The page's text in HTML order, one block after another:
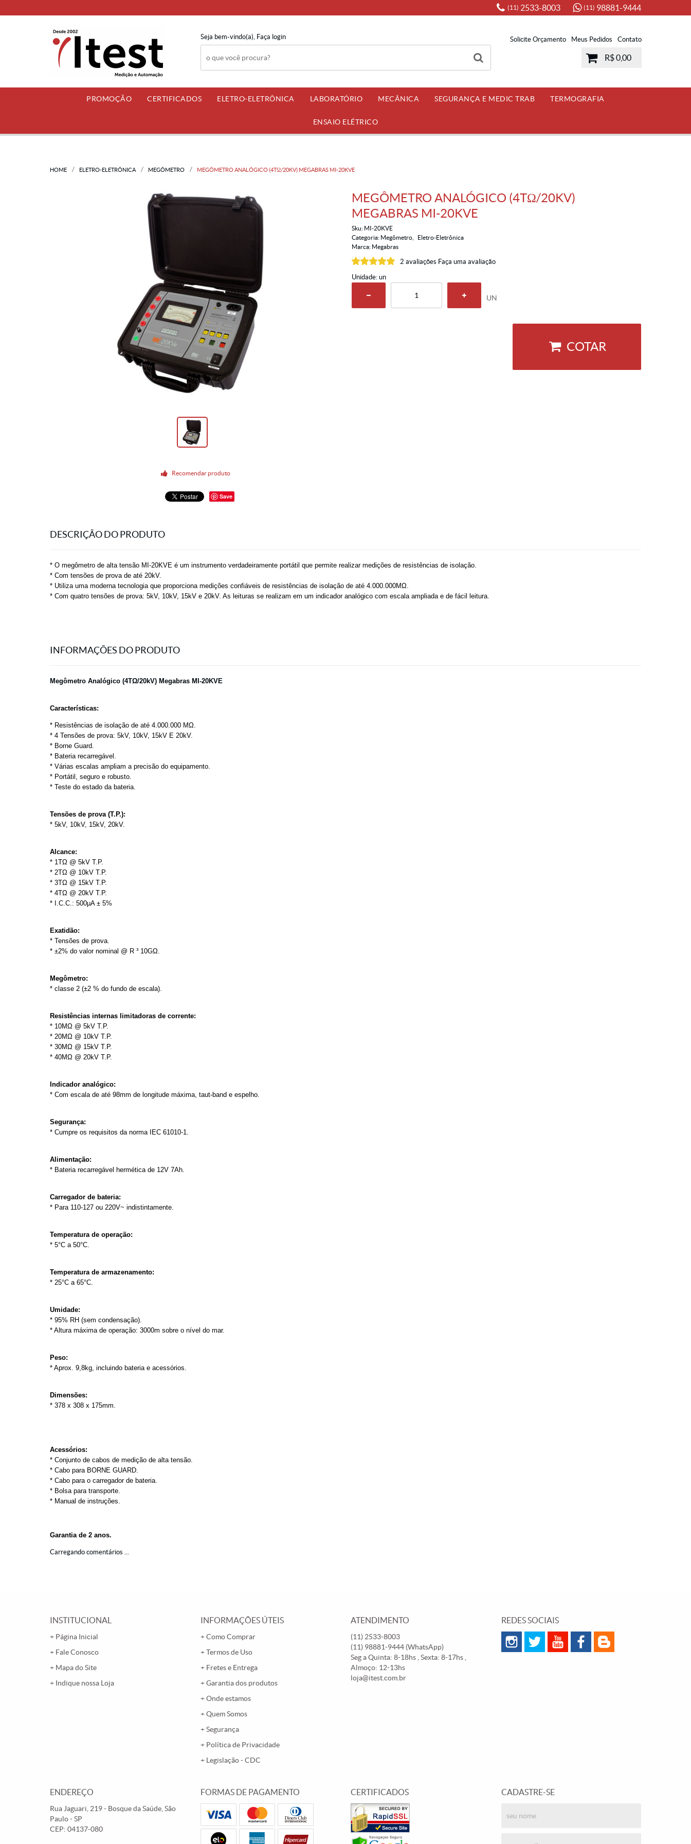
(11) 2533-8003 (11) 98881-9444
Seja bem-vindo(a), Faça login Solicite Orçamento Meus Pedidos Contato
R$ 0,00
PROMOÇÃO CERTIFICADOS ELETRO-ELETRÔNICA LABORATÓRIO MECÂNICA SEGURANÇA E MEDIC TRAB TERMOGRAFIA
ENSAIO ELÉTRICO
HOME ELETRO-ELETRÔNICA MEGÔMETRO MEGÔMETRO ANALÓGICO (4TΩ/20KV) MEGABRAS MI-20KVE
Recomendar produto
Save
MEGÔMETRO ANALÓGICO (4TΩ/20KV)
MEGABRAS MI-20KVE
Sku: MI-20KVE
Categoria: Megômetro
Eletro-Eletrônica
Marca: Megabras
2 avaliações Faça uma avaliação
Unidade: un
UN
COTAR
DESCRIÇÃO DO PRODUTO
* O megômetro de alta tensão MI-20KVE é um instrumento verdadeiramente portátil que permite realizar medições de resistências de isolação.
* Com tensões de prova de até 20kV.
* Utiliza uma moderna tecnologia que proporciona medições confiáveis de resistências de isolação de até 4.000.000MΩ.
* Com quatro tensões de prova: 5kV, 10kV, 15kV e 20kV. As leituras se realizam em um indicador analógico com escala ampliada e de fácil leitura.
INFORMAÇÕES DO PRODUTO
Megômetro Analógico (4TΩ/20kV) Megabras MI-20KVE
Características:
* Resistências de isolação de até 4.000.000 MΩ.
* 4 Tensões de prova: 5kV, 10kV, 15kV E 20kV.
* Borne Guard.
* Bateria recarregável.
* Várias escalas ampliam a precisão do equipamento.
* Portátil, seguro e robusto.
* Teste do estado da bateria.
Tensões de prova (T.P.):
* 5kV, 10kV, 15kV, 20kV.
Alcance:
* 1TΩ @ 5kV T.P.
* 2TΩ @ 10kV T.P.
* 3TΩ @ 15kV T.P.
* 4TΩ @ 20kV T.P.
* I.C.C.: 500µA ± 5%
Exatidão:
* Tensões de prova.
* ±2% do valor nominal @ R ³ 10GΩ.
Megômetro:
* classe 2 (±2 % do fundo de escala).
Resistências internas limitadoras de corrente:
* 10MΩ @ 5kV T.P.
* 20MΩ @ 10kV T.P.
* 30MΩ @ 15kV T.P.
* 40MΩ @ 20kV T.P.
Indicador analógico:
* Com escala de até 98mm de longitude máxima, taut-band e espelho.
Segurança:
* Cumpre os requisitos da norma IEC 61010-1.
Alimentação:
* Bateria recarregável hermética de 12V 7Ah.
Carregador de bateria:
* Para 110-127 ou 220V~ indistintamente.
Temperatura de operação:
* 5°C a 50°C.
Temperatura de armazenamento:
* 25°C a 65°C.
Umidade:
* 95% RH (sem condensação).
* Altura máxima de operação: 3000m sobre o nível do mar.
Peso:
* Aprox. 9,8kg, incluindo bateria e acessórios.
Dimensões:
* 378 x 308 x 175mm.
Acessórios:
* Conjunto de cabos de medição de alta tensão.
* Cabo para BORNE GUARD.
* Cabo para o carregador de bateria.
* Bolsa para transporte.
* Manual de instruções.
Garantia de 2 anos.
Carregando comentários ...
INSTITUCIONAL
Página Inicial
Fale Conosco
Mapa do Site
Indique nossa Loja
INFORMAÇÕES ÚTEIS
Como Comprar
Termos de Uso
Fretes e Entrega
Garantia dos produtos
Onde estamos
Quem Somos
Segurança
Política de Privacidade
Legislação - CDC
ATENDIMENTO
(11) 2533-8003
(11) 98881-9444 (WhatsApp)
Seg a Quinta: 8-18hs , Sexta: 8-17hs ,
Almoço: 12-13hs
loja@itest.com.br
REDES SOCIAIS
ENDEREÇO
Rua Jaguari, 219- Bosque da Saúde, São
Paulo-SP
CEP: 04137-080
FORMAS DE PAGAMENTO CERTIFICADOS CADASTRE-SE